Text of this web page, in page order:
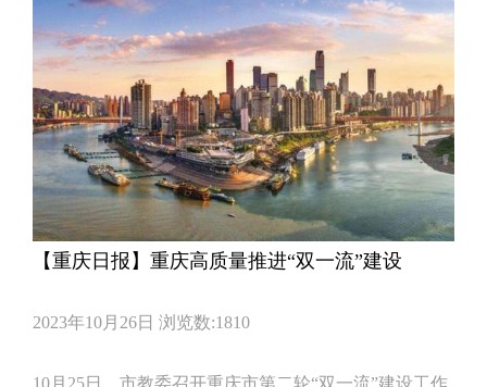
【重庆日报】重庆高质量推进“双一流”建设
2023年10月26日 浏览数:1810
10月25日，市教委召开重庆市第二轮“双一流”建设工作